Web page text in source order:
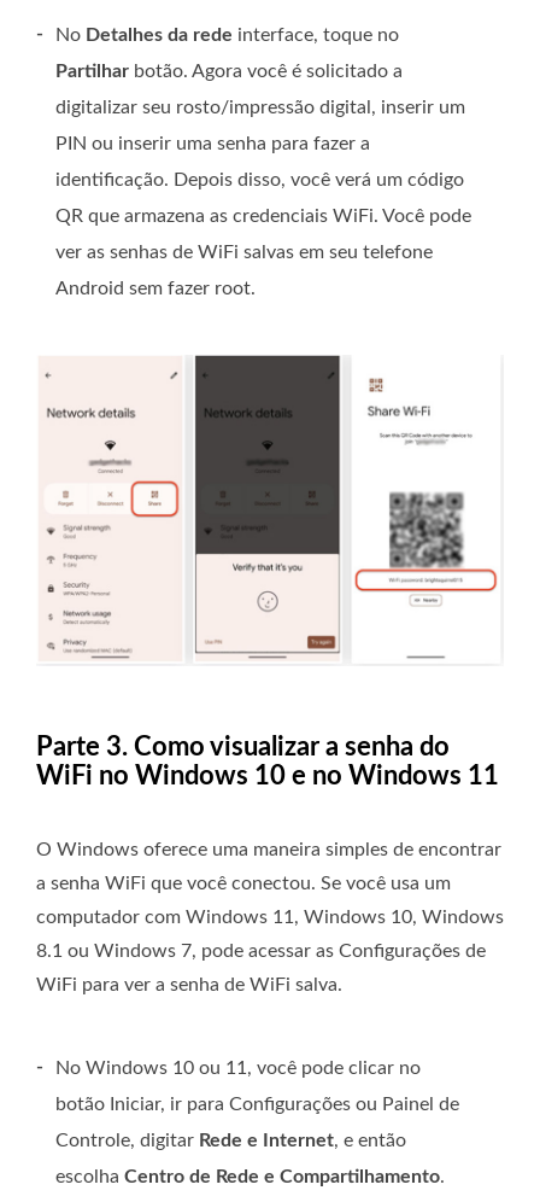
- No Detalhes da rede interface, toque no
Partilhar botão. Agora você é solicitado a
digitalizar seu rosto/impressão digital, inserir um
PIN ou inserir uma senha para fazer a
identificação. Depois disso, você verá um código
QR que armazena as credenciais WiFi. Você pode
ver as senhas de WiFi salvas em seu telefone
Android sem fazer root.
Parte 3. Como visualizar a senha do
WiFi no Windows 10 e no Windows 11
O Windows oferece uma maneira simples de encontrar
a senha WiFi que você conectou. Se você usa um
computador com Windows 11, Windows 10, Windows
8.1 ou Windows 7, pode acessar as Configurações de
WiFi para ver a senha de WiFi salva.
-
No Windows 10 ou 11, você pode clicar no
botão Iniciar, ir para Configurações ou Painel de
Controle, digitar Rede e Internet, e então
escolha Centro de Rede e Compartilhamento.